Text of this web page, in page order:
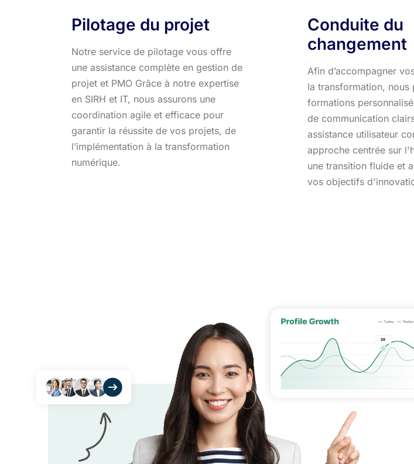
Pilotage du projet
Notre service de pilotage vous offre
une assistance complète en gestion de
projet et PMO Grâce à notre expertise
en SIRH et IT, nous assurons une
coordination agile et efficace pour
garantir la réussite de vos projets, de
l’implémentation à la transformation
numérique.
Conduite du
changement
Afin d’accompagner
la transformation, nous
formations
de communication
assistance utilisateur
approche centrée sur
une transition fluide et
vos objectifs